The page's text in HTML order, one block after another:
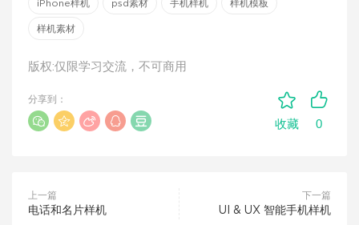
iPhone样机 psd素材 手机样机 样机模板
样机素材
版权:仅限学习交流，不可商用
收藏 0
分享到：
上一篇
电话和名片样机
下一篇
UI & UX 智能手机样机